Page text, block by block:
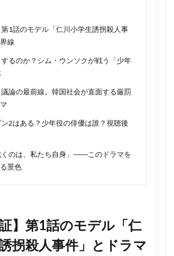
第1話のモデル「仁川小学生誘拐殺人事
線
るのか？シム・ウンソクが戦う「少年
議論の最前線。韓国社会が直面する厳罰
2はある？少年役の俳優は誰？視聴後
くのは、私たち自身」――このドラマを
景色
証】第1話のモデル「仁
拐殺人事件」とドラマ